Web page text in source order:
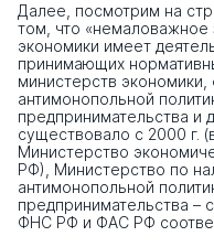
Далее, посмотрим на
том, что «немаловажное
экономики имеет
принимающих
министерств
антимонопольной
предпринимательства и
существовало с 2000 г.
Министерство
РФ), Министерство по
антимонопольной
предпринимательства –
ФНС РФ и ФАС РФ